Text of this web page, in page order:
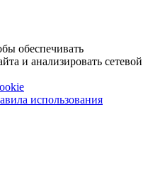
обеспечивать
и анализировать сетевой
использования